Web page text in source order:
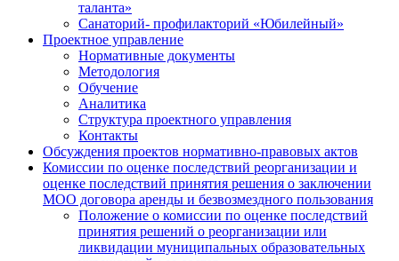
таланта»
Санаторий- профилакторий «Юбилейный»
Проектное управление
Нормативные документы
Методология
Обучение
Аналитика
Структура проектного управления
Контакты
Обсуждения проектов нормативно-правовых актов
Комиссии по оценке последствий реорганизации и
оценке последствий принятия решения о заключении
МОО договора аренды и безвозмездного пользования
Положение о комиссии по оценке последствий
принятия решений о реорганизации или
ликвидации муниципальных образовательных